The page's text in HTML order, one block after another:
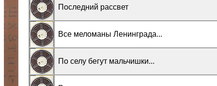
Последний рассвет
Все меломаны Ленинграда...
По селу бегут мальчишки...